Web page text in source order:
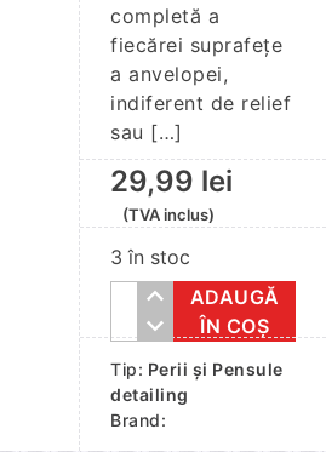
completă a
fiecărei suprafețe
a anvelopei,
indiferent de relief
sau […]
29,99 lei
(TVA inclus)
3 în stoc
Cantitate
silicon
anvelope
ADAUGĂ
ÎN COȘ
Tip: Perii și Pensule
detailing
Brand: